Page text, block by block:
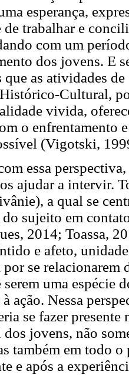
esperança,
de trabalhar e
com um
dos jovens. E
que as atividades
Cultural,
vivida,
o enfrentamento
(Vigotski,
essa
ajudar a intervir.
a qual se
do sujeito em
2014; Toassa,
e afeto,
se relacionarem
serem uma
ação. Nessa
se fazer presente
jovens, não
também em todo
e após a